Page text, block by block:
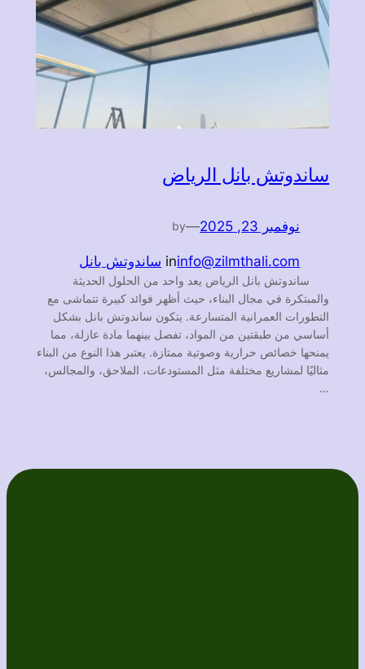
ساندوتش بانل الرياض
نوفمبر 23, 2025 —
by
info@zilmthali.com
in ساندوتش بانل
ساندوتش بانل الرياض يعد واحد من الحلول الحديثة
والمبتكرة في مجال البناء، حيث أظهر فوائد كبيرة تتماشى مع
التطورات العمرانية المتسارعة. يتكون ساندوتش بانل بشكل
أساسي من طبقتين من المواد، تفصل بينهما مادة عازلة، مما
يمنحها خصائص حرارية وصوتية ممتازة. يعتبر هذا النوع من البناء
مثاليًا لمشاريع مختلفة مثل المستودعات، الملاحق، والمجالس،
…